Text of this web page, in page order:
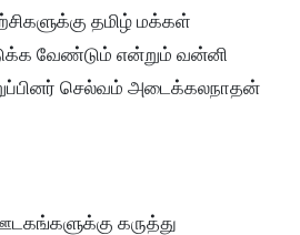
தமிழ் மக்கள்
வேண்டும் என்றும் வன்னி
செல்வம் அடைக்கலநாதன்
கருத்து